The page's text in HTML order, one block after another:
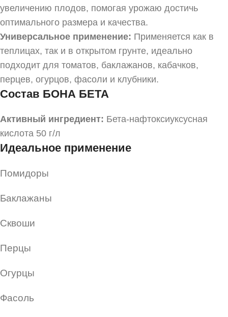
увеличению плодов, помогая урожаю достичь
оптимального размера и качества.
Универсальное применение: Применяется как в
теплицах, так и в открытом грунте, идеально
подходит для томатов, баклажанов, кабачков,
перцев, огурцов, фасоли и клубники.
Состав БОНА БЕТА
Активный ингредиент: Бета-нафтоксиуксусная
кислота 50 г/л
Идеальное применение
Помидоры
Баклажаны
Сквоши
Перцы
Огурцы
Фасоль